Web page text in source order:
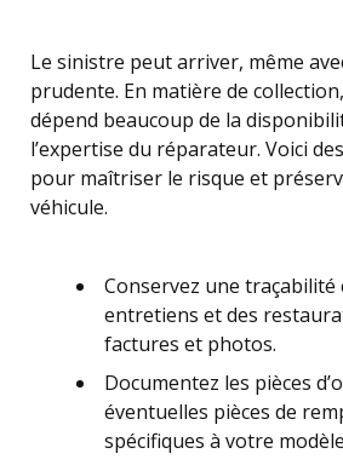
Le sinistre peut arriver, même
prudente. En matière de
dépend beaucoup de la
l’expertise du réparateur. Voici
pour maîtriser le risque et
véhicule.
Conservez une traçabilité
entretiens et des
factures et photos.
Documentez les pièces
éventuelles pièces de
spécifiques à votre